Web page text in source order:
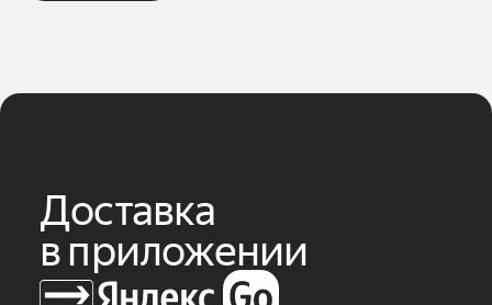
Доставка
в приложении